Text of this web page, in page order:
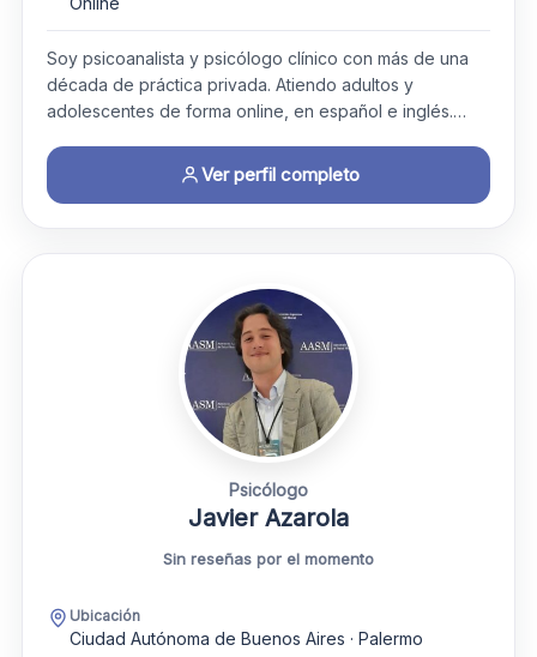
Soy psicoanalista y psicólogo clínico con más de una
década de práctica privada. Atiendo adultos y
adolescentes de forma online, en español e inglés.…
Ver perfil completo
Psicólogo
Javier Azarola
Sin reseñas por el momento
Ubicación
Ciudad Autónoma de Buenos Aires · Palermo